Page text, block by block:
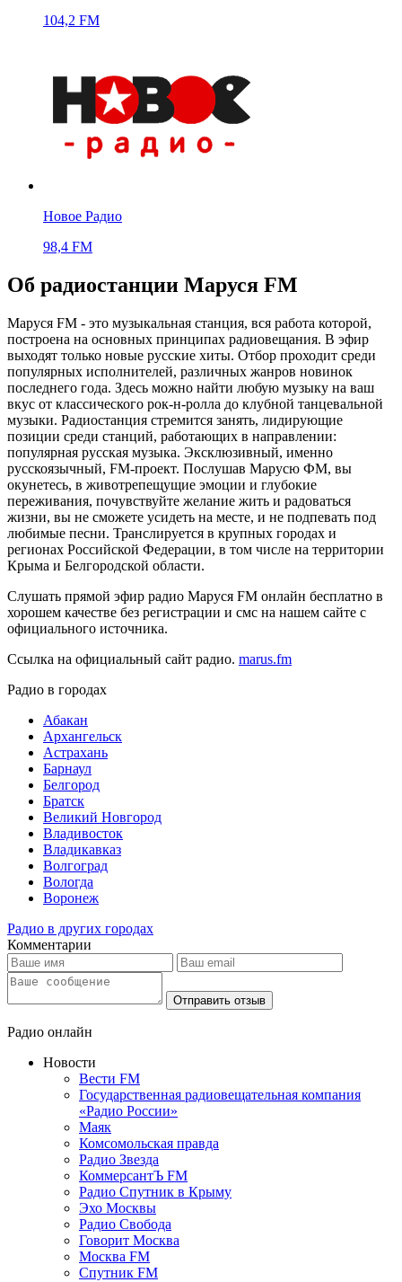
104,2 FM
Новое Радио
98,4 FM
Об радиостанции Маруся FM
Маруся FM - это музыкальная станция, вся работа которой,
построена на основных принципах радиовещания. В эфир
выходят только новые русские хиты. Отбор проходит среди
популярных исполнителей, различных жанров новинок
последнего года. Здесь можно найти любую музыку на ваш
вкус от классического рок-н-ролла до клубной танцевальной
музыки. Радиостанция стремится занять, лидирующие
позиции среди станций, работающих в направлении:
популярная русская музыка. Эксклюзивный, именно
русскоязычный, FM-проект. Послушав Марусю ФМ, вы
окунетесь, в животрепещущие эмоции и глубокие
переживания, почувствуйте желание жить и радоваться
жизни, вы не сможете усидеть на месте, и не подпевать под
любимые песни. Транслируется в крупных городах и
регионах Российской Федерации, в том числе на территории
Крыма и Белгородской области.
Слушать прямой эфир радио Маруся FM онлайн бесплатно в
хорошем качестве без регистрации и смс на нашем сайте с
официального источника.
Ссылка на официальный сайт радио. marus.fm
Радио в городах
Абакан
Архангельск
Астрахань
Барнаул
Белгород
Братск
Великий Новгород
Владивосток
Владикавказ
Волгоград
Вологда
Воронеж
Радио в других городах
Комментарии
Отправить отзыв
Радио онлайн
Новости
Вести FM
Государственная радиовещательная компания
«Радио России»
Маяк
Комсомольская правда
Радио Звезда
КоммерсантЪ FM
Радио Спутник в Крыму
Эхо Москвы
Радио Свобода
Говорит Москва
Москва FM
Спутник FM